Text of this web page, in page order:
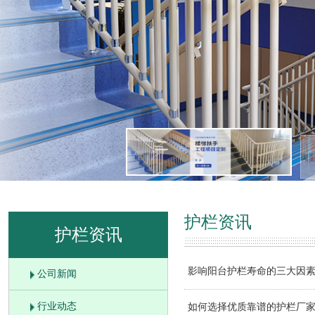
护栏资讯
公司新闻
行业动态
护栏资讯
影响阳台护栏寿命的三大因素
如何选择优质靠谱的护栏厂家